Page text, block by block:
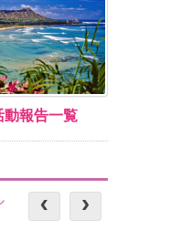
動報告一覧